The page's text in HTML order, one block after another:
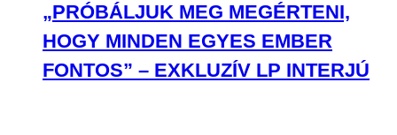
„PRÓBÁLJUK MEG MEGÉRTENI,
HOGY MINDEN EGYES EMBER
FONTOS” – EXKLUZÍV LP INTERJÚ